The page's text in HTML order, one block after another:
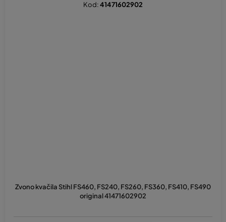
Zvono kvačila Stihl FS460, FS240, FS260, FS360, FS410, FS490
original 41471602902
Kod:41471602902